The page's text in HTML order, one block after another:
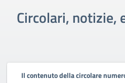
Circolari, notizie,
Il contenuto della circolare